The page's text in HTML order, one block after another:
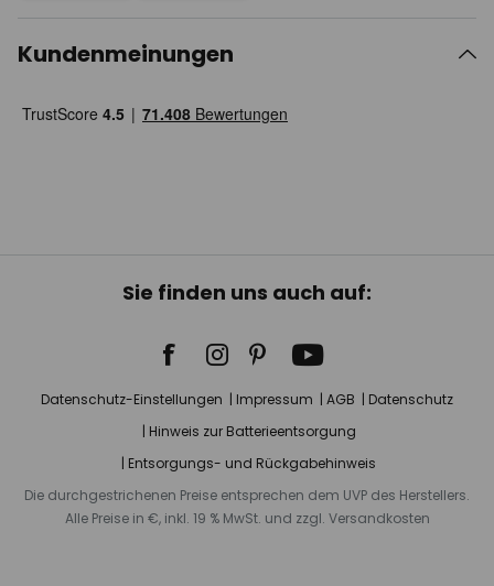
Kundenmeinungen
Sie finden uns auch auf:
Datenschutz-Einstellungen Impressum AGB
Datenschutz
Hinweis zur Batterieentsorgung
Entsorgungs- und Rückgabehinweis
Die durchgestrichenen Preise entsprechen dem UVP des Herstellers.
Alle Preise in €, inkl. 19 % MwSt. und zzgl. Versandkosten